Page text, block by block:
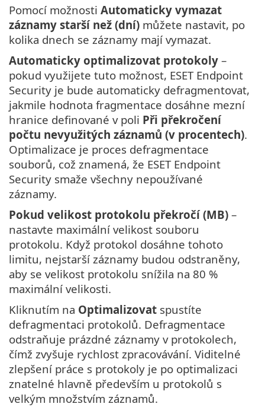
Pomocí možnosti Automaticky vymazat
záznamy starší než (dní) můžete nastavit, po
kolika dnech se záznamy mají vymazat.
Automaticky optimalizovat protokoly –
pokud využijete tuto možnost, ESET Endpoint
Security je bude automaticky defragmentovat,
jakmile hodnota fragmentace dosáhne mezní
hranice definované v poli Při překročení
počtu nevyužitých záznamů (v procentech).
Optimalizace je proces defragmentace
souborů, což znamená, že ESET Endpoint
Security smaže všechny nepoužívané
záznamy.
Pokud velikost protokolu překročí (MB) –
nastavte maximální velikost souboru
protokolu. Když protokol dosáhne tohoto
limitu, nejstarší záznamy budou odstraněny,
aby se velikost protokolu snížila na 80 %
maximální velikosti.
Kliknutím na Optimalizovat spustíte
defragmentaci protokolů. Defragmentace
odstraňuje prázdné záznamy v protokolech,
čímž zvyšuje rychlost zpracovávání. Viditelné
zlepšení práce s protokoly je po optimalizaci
znatelné hlavně především u protokolů s
velkým množstvím záznamů.